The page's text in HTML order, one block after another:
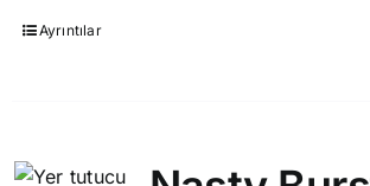
Ayrıntılar